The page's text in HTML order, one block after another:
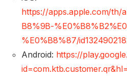
https://apps.apple.com/th/
B8%9B-
%E0%B8%87/
Android: https://